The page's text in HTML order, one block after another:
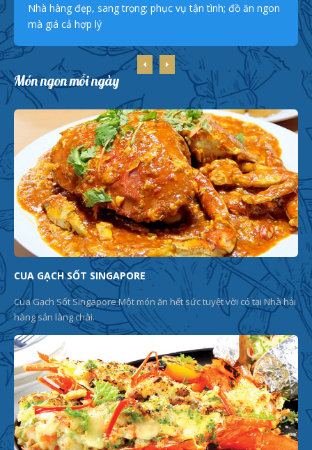
Nhà hàng đẹp, sang trọng; phục vụ tận tình; đồ ăn ngon
mà giá cả hợp lý
Món ngon mỗi ngày
CUA GẠCH SỐT SINGAPORE
Cua Gạch Sốt Singapore Một món ăn hết sức tuyệt vời có tại Nhà hải
hàng sản làng chài.